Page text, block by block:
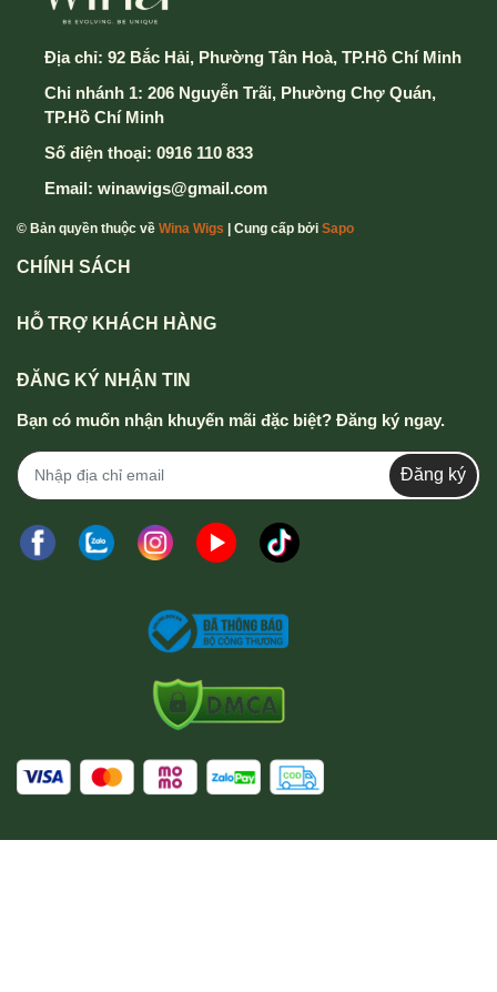
Địa chỉ: 92 Bắc Hải, Phường Tân Hoà, TP.Hồ Chí Minh
Chi nhánh 1: 206 Nguyễn Trãi, Phường Chợ Quán,
TP.Hồ Chí Minh
Số điện thoại: 0916 110 833
Email: winawigs@gmail.com
© Bản quyền thuộc về Wina Wigs | Cung cấp bởi Sapo
CHÍNH SÁCH
HỖ TRỢ KHÁCH HÀNG
ĐĂNG KÝ NHẬN TIN
Bạn có muốn nhận khuyến mãi đặc biệt? Đăng ký ngay.
Đăng ký